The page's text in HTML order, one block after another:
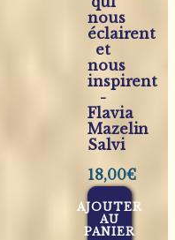
nous
éclairent
et
nous
inspirent
-
Flavia
Mazelin
Salvi
18,00€
AJOUTER
AU
PANIER